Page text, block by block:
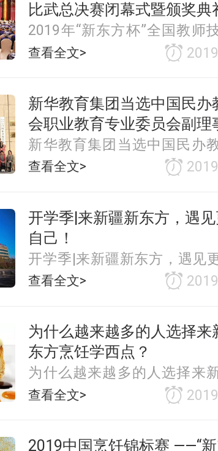
比武总决赛闭幕式暨颁奖典
2019年“新东方杯”全国教师
武总决赛闭幕式暨颁奖典礼圆
查看全文>
新华教育集团当选中国民办
会职业教育专业委员会副理
新华教育集团当选中国民办
职业教育专业委员会副理事长
查看全文>
开学季|来新疆新东方，遇
自己！
开学季|来新疆新东方，遇见
己！
查看全文>
为什么越来越多的人选择来
东方烹饪学西点？
为什么越来越多的人选择来
方烹饪学西点？
查看全文>
2019中国烹饪锦标赛 ――“